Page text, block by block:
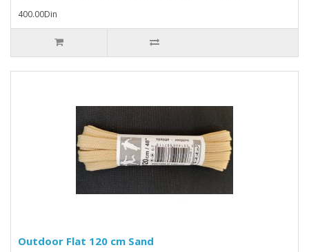
400.00Din
Outdoor Flat 120 cm Sand